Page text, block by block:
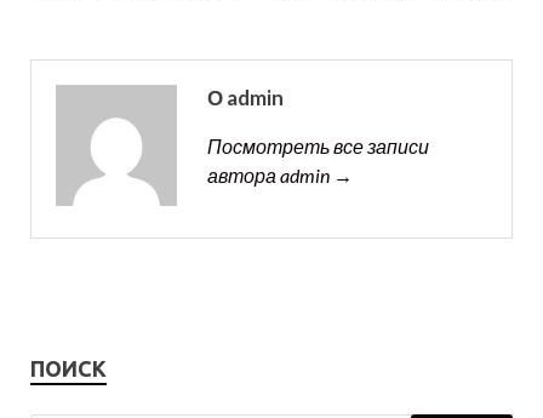
О admin
Посмотреть все записи
автора admin →
ПОИСК